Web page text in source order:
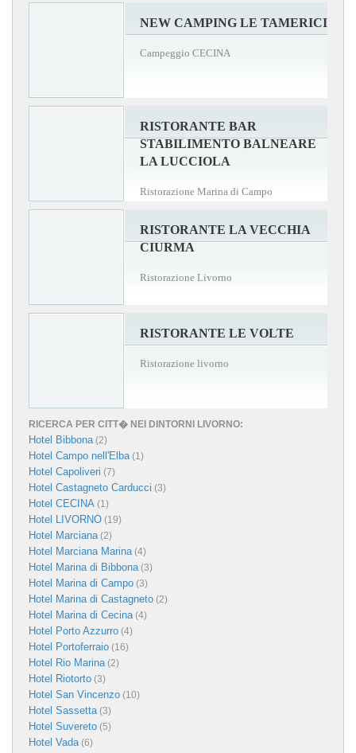
NEW CAMPING LE TAMERICI
Campeggio CECINA
RISTORANTE BAR
STABILIMENTO BALNEARE
LA LUCCIOLA
Ristorazione Marina di Campo
RISTORANTE LA VECCHIA
CIURMA
Ristorazione Livorno
RISTORANTE LE VOLTE
Ristorazione livorno
RICERCA PER CITT� NEI DINTORNI LIVORNO:
Hotel Bibbona(2)
Hotel Campo nell'Elba(1)
Hotel Capoliveri (7)
Hotel Castagneto Carducci (3)
Hotel CECINA (1)
Hotel LIVORNO (19)
Hotel Marciana(2)
Hotel Marciana Marina(4)
Hotel Marina di Bibbona(3)
Hotel Marina di Campo (3)
Hotel Marina di Castagneto (2)
Hotel Marina di Cecina(4)
Hotel Porto Azzurro (4)
Hotel Portoferraio (16)
Hotel Rio Marina(2)
Hotel Riotorto (3)
Hotel San Vincenzo (10)
Hotel Sassetta(3)
Hotel Suvereto (5)
Hotel Vada(6)